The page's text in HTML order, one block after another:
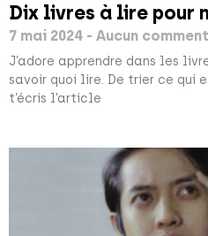
Dix livres à lire pour
7 mai 2024 Aucun
J’adore apprendre dans les
savoir quoi lire. De trier ce qui
t’écris l’article